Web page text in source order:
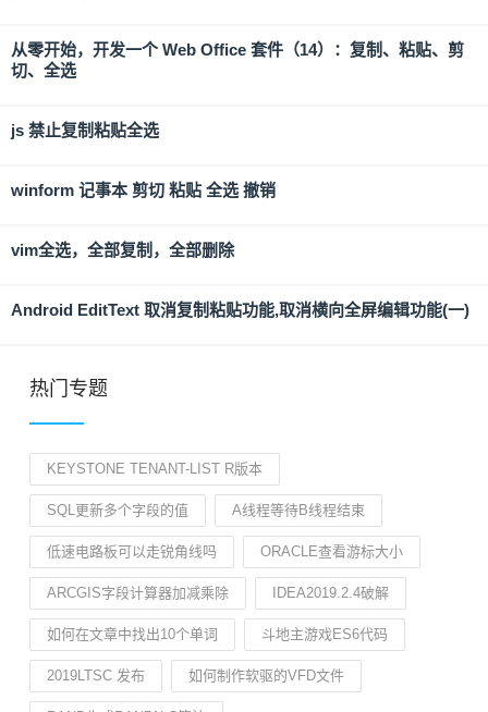
从零开始，开发一个 Web Office 套件（14）：复制、粘贴、剪
切、全选
js 禁止复制粘贴全选
winform 记事本 剪切 粘贴 全选 撤销
vim全选，全部复制，全部删除
Android EditText 取消复制粘贴功能,取消横向全屏编辑功能(一)
热门专题
KEYSTONE TENANT-LIST R版本
SQL更新多个字段的值 A线程等待B线程结束
低速电路板可以走锐角线吗 ORACLE查看游标大小
ARCGIS字段计算器加减乘除 IDEA2019.2.4破解
如何在文章中找出10个单词 斗地主游戏ES6代码
2019LTSC 发布 如何制作软驱的VFD文件